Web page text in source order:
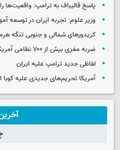
پاسخ قالیباف به ترامپ: واقعیت‌ها
وزیر علوم: تجربه ایران در توسعه
کریدورهای شمالی و جنوبی تنگه
ضربه مغزی بیش از ۷۰۰ نظامی آمریکایی در حملات ایران
لفاظی جدید ترامپ علیه ایران
آمریکا تحریم‌های جدیدی علیه کوبا